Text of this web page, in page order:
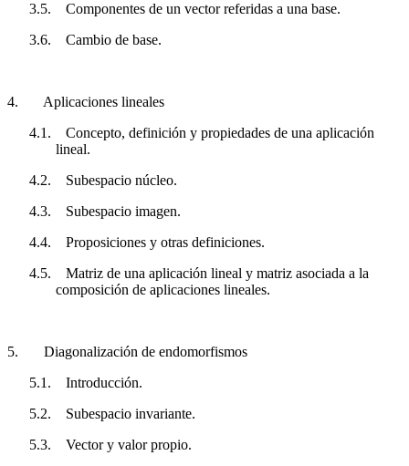
3.5.
Componentes de un vector referidas a una base.
3.6.
Cambio de base.
4.
Aplicaciones lineales
4.1.
Concepto, definición y propiedades de una aplicación
lineal.
4.2.
Subespacio núcleo.
4.3.
Subespacio imagen.
4.4.
Proposiciones y otras definiciones.
4.5.
Matriz de una aplicación lineal y matriz asociada a la
composición de aplicaciones lineales.
5.
Diagonalización de endomorfismos
5.1.
Introducción.
5.2.
Subespacio invariante.
5.3.
Vector y valor propio.